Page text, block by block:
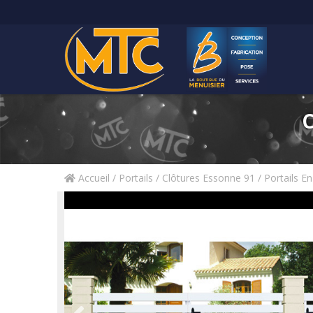
Accueil / Portails / Clôtures Essonne 91 / Portails